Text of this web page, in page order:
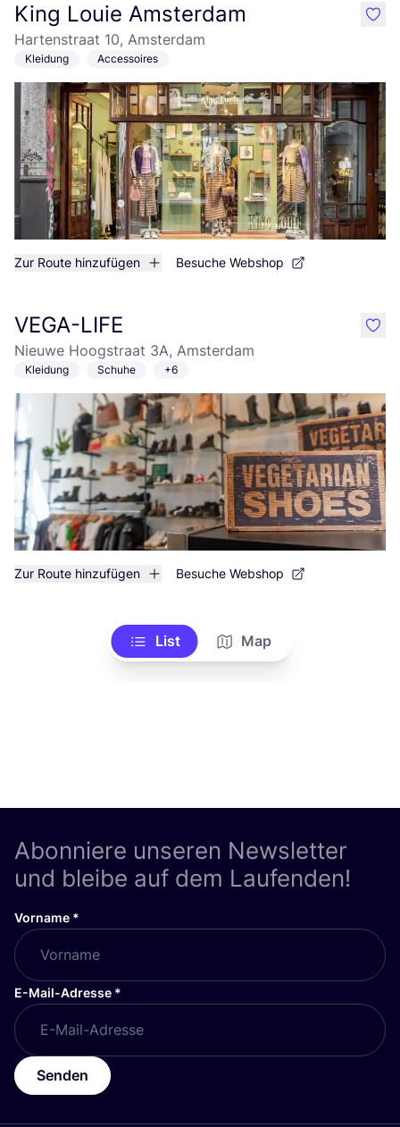
King Louie Amsterdam
Hartenstraat 10, Amsterdam
Kleidung Accessoires
Zur Route hinzufügen Besuche Webshop
like
VEGA-LIFE
Nieuwe Hoogstraat 3A, Amsterdam
Kleidung Schuhe +6
Zur Route hinzufügen Besuche Webshop
like
List Map
Abonniere unseren Newsletter
und bleibe auf dem Laufenden!
Vorname *
E-Mail-Adresse *
Senden